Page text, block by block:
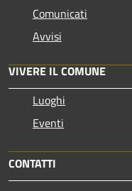
Comunicati
Avvisi
VIVERE IL COMUNE
Luoghi
Eventi
CONTATTI